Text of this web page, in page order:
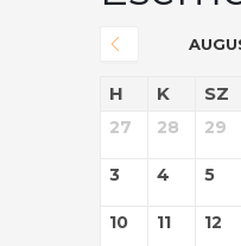
H K SZ
27 28 29
3 4 5
10 11 12